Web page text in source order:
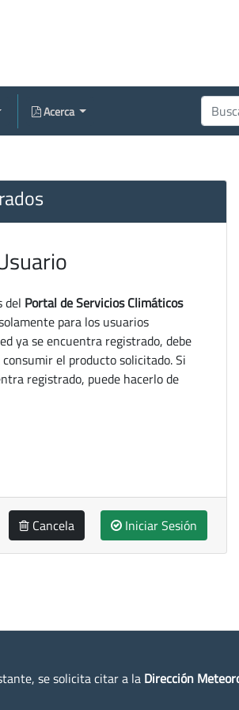
Acerca
del Portal de Servicios Climáticos
para los usuarios
ya se encuentra registrado, debe
el producto solicitado. Si
registrado, puede hacerlo de
Cancela Iniciar Sesión
se solicita citar a la Dirección